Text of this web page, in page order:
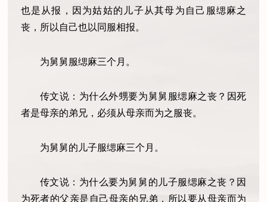
也是从报，因为姑姑的儿子从其母为自己服缌麻之
丧，所以自己也以同服相报。
为舅舅服缌麻三个月。
传文说：为什么外甥要为舅舅服缌麻之丧？因死
者是母亲的弟兄，必须从母亲而为之服丧。
为舅舅的儿子服缌麻三个月。
传文说：为什么要为舅舅的儿子服缌麻之丧？因
为死者的父亲是自己母亲的兄弟，所以要从母亲而为